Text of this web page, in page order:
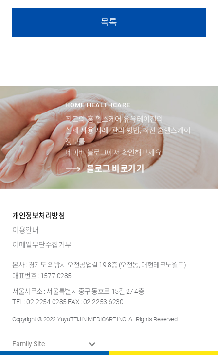
목록
HOME HEALTHCARE
최고의 홈 헬스케어 유유테이진의
실제 사용 사례, 관리 방법, 최신 홈헬스케어
정보를
네이버 블로그에서 확인해보세요.
블로그 바로가기
개인정보처리방침
이용안내
이메일무단수집거부
본사 : 경기도 의왕시 오전공업길 19 8층 (오전동, 대현테크노월드)
대표번호 : 1577-0285
서울사무소 : 서울특별시 중구 동호로 15길 27 4층
TEL : 02-2254-0285 FAX : 02-2253-6230
Copyright © 2022 YuyuTEIJIN MEDICARE INC. All Rights Reserved.
Family Site